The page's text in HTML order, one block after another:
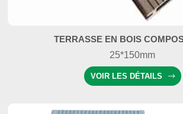
TERRASSE EN BOIS
25*150mm
VOIR LES DÉTAILS